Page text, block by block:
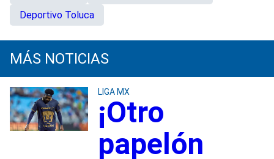
Deportivo Toluca
MÁS NOTICIAS
LIGA MX
¡Otro
papelón